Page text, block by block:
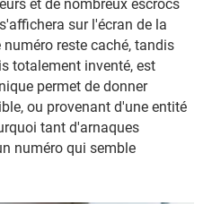
et de nombreux escrocs
sur l'écran de la
reste caché, tandis
totalement inventé, est
permet de donner
ou provenant d'une entité
tant d'arnaques
numéro qui semble